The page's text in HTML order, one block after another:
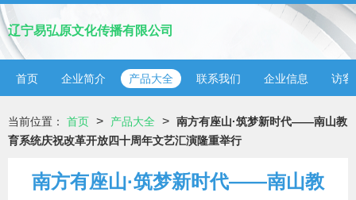
辽宁易弘原文化传播有限公司
首页 企业简介 产品大全 联系我们 企业信息 访客
当前位置： 首页 > 产品大全 > 南方有座山·筑梦新时代——南山教
育系统庆祝改革开放四十周年文艺汇演隆重举行
南方有座山·筑梦新时代——南山教